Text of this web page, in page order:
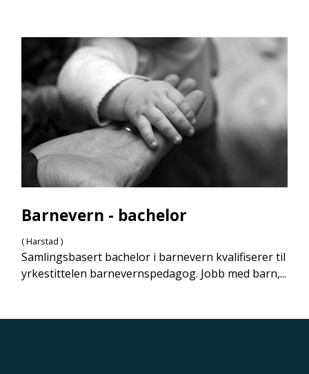
Barnevern - bachelor
( Harstad )
Samlingsbasert bachelor i barnevern kvalifiserer til
yrkestittelen barnevernspedagog. Jobb med barn,...